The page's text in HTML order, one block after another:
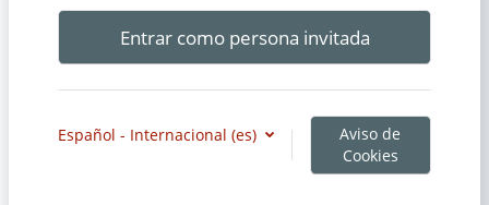
Entrar como persona invitada
Español - Internacional ‎(es)‎
Aviso de
Cookies